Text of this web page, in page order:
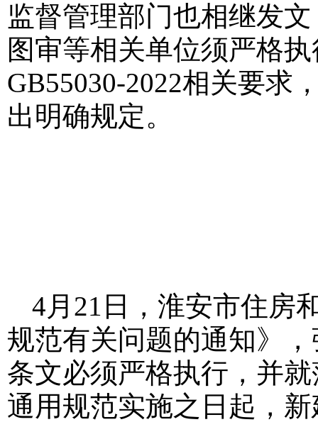
监督管理部门也相继发
图审等相关单位须严格
GB55030-2022相关要求
出明确规定。
4月21日，淮安市住房
规范有关问题的通知》
条文必须严格执行，并
通用规范实施之日起，